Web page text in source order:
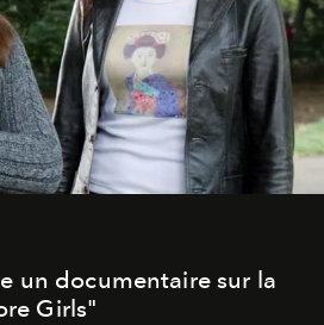
un documentaire sur la
Girls"